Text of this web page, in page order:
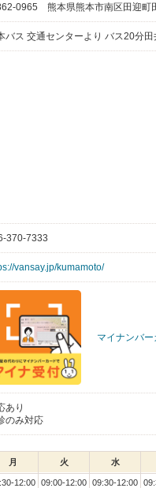
0965 熊本県熊本市南区田迎
バス 交通センターより バス20分
370-7333
vansay.jp/kumamoto/
マイナンバ
あり
のみ対応
月 火 水
12:00 09:00-12:00 09:30-12:00